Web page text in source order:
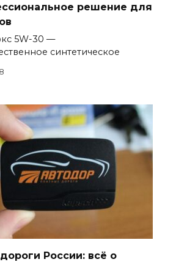
решение для
5W-30 —
синтетическое
России: всё о